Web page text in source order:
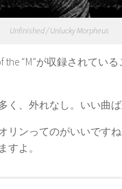
Unfinished / Unlucky Morpheus
the “M”が収録されてい
く、外れなし。いい曲ば
リンってのがいいです
すよ。